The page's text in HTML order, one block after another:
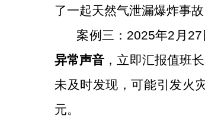
了一起天然气泄漏爆炸事故
案例三： 2025年2 月 27
异常声音 ，立即汇报值班长
未及时发现，可能引发火
元。